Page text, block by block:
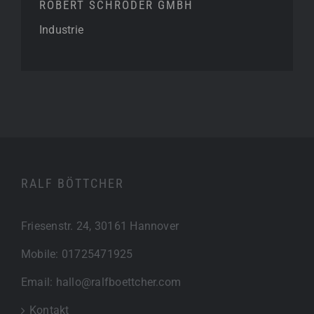
ROBERT SCHRÖDER GMBH
Industrie
RALF BÖTTCHER
Friesenstr. 24, 30161 Hannover
Mobile: 01725471925
Email: hallo@ralfboettcher.com
Kontakt